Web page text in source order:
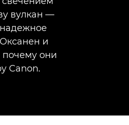
вулкан —
и
почему они
Canon.